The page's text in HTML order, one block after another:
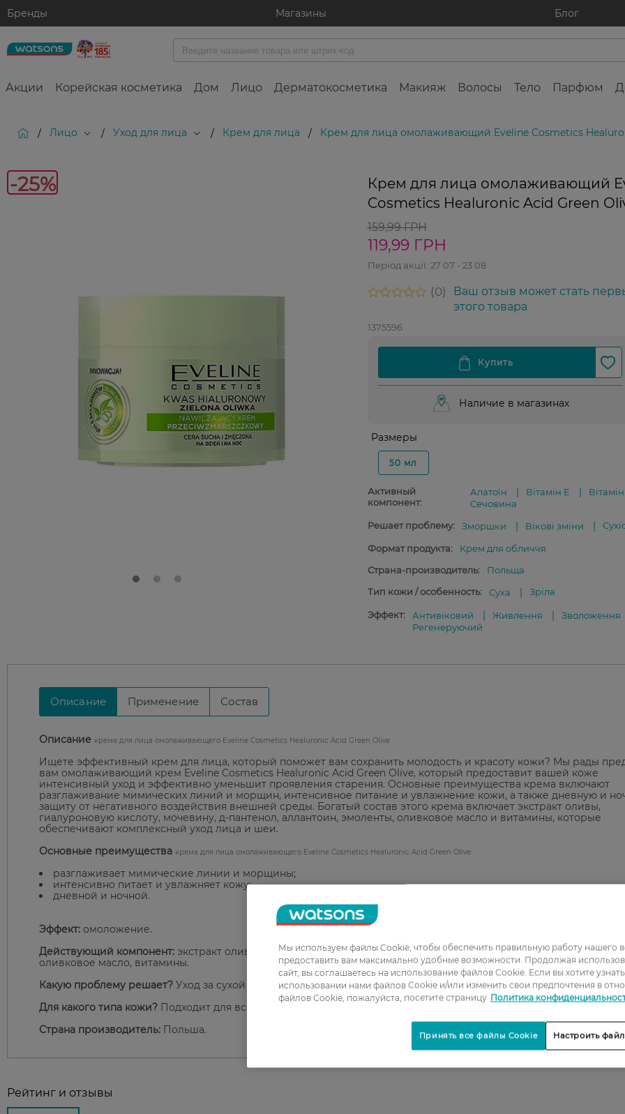
Бренды Магазины Блог
Акции Корейская косметика Дом Лицо Дерматокосметика Макияж Волосы Тело Парфюм
/ Лицо / Уход для лица / Крем для лица / Крем для лица омолаживающий Eveline Cosmetics
-25%
Крем для лица омолаживающий
Cosmetics Healuronic Acid Green
159,99 ГРН
119,99 ГРН
Період акції: 27 07 - 23 08
0
Ваш отзыв может стать
этого товара
1375596
Наличие в магазинах
Размеры
50 мл
Активный
компонент:
Алатоїн Вітамін E
Сечовина
Решает проблему:
Зморшки Вікові зміни
Формат продукта:
Крем для обличчя
Страна-производитель:
Польща
Тип кожи / особенность:
Суха Зріла
Эффект: Антивіковий Живлення
Зволоження
Регенеруючий
Описание Применение Состав
Описание крема для лица омолаживающего Eveline Cosmetics Healuronic Acid Green Olive
Ищете эффективный крем для лица, который поможет вам сохранить молодость и красоту кожи? Мы рады
вам омолаживающий крем Eveline Cosmetics Healuronic Acid Green Olive, который предоставит вашей коже
интенсивный уход и эффективно уменьшит проявления старения. Основные преимущества крема включают
разглаживание мимических линий и морщин, интенсивное питание и увлажнение кожи, а также дневную и
защиту от негативного воздействия внешней среды. Богатый состав этого крема включает экстракт оливы,
гиалуроновую кислоту, мочевину, д-пантенол, аллантоин, эмоленты, оливковое масло и витамины, которые
обеспечивают комплексный уход лица и шеи.
Основные преимущества крема для лица омолаживающего Eveline Cosmetics Healuronic Acid Green Olive:
разглаживает мимические линии и морщины;
интенсивно питает и увлажняет кожу;
дневной и ночной.
Эффект: омоложение.
Действующий компонент: экстракт оливы, гиалуроновая кислота, мочевина, д-пантенол, аллантоин, эмоленты,
оливковое масло, витамины.
Какую проблему решает? Уход за сухой и уставшей кожей.
Для какого типа кожи? Подходит для всех типов кожи.
Страна производитель: Польша.
Рейтинг и отзывы
Мы используем файлы Cookie, чтобы обеспечить правильную работу нашего
предоставить вам максимально удобные возможности. Продолжая
сайт, вы соглашаетесь на использование файлов Cookie. Если вы хотите
использовании нами файлов Cookie и/или изменить свои предпочтения в
файлов Cookie, пожалуйста, посетите страницу Политика
Настроить
Принять все файлы Cookie